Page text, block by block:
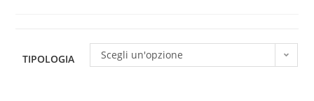
TIPOLOGIA Scegli un'opzione